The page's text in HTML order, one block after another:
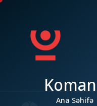
Koman
Ana Səhifə